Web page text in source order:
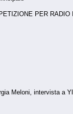
PER RADIO
Meloni, intervista a